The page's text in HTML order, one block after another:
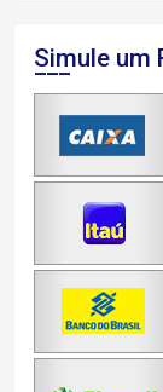
Simule um